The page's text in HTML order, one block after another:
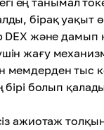
бірақ уақыт
DEX және
жағу
мемдерден тыс
бірі болып
ажиотаж